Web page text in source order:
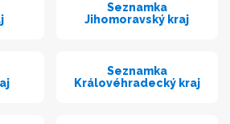
Seznamka
Jihomoravský kraj
Seznamka
Královéhradecký kraj